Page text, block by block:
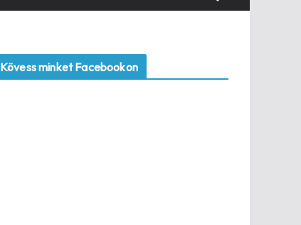
Kövess minket Facebookon